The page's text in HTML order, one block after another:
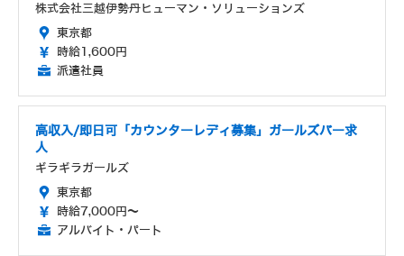
株式会社三越伊勢丹ヒューマン・ソリューションズ
東京都
時給1,600円
派遣社員
高収入/即日可「カウンターレディ募集」ガールズバー求
人
ギラギラガールズ
東京都
時給7,000円～
アルバイト・パート